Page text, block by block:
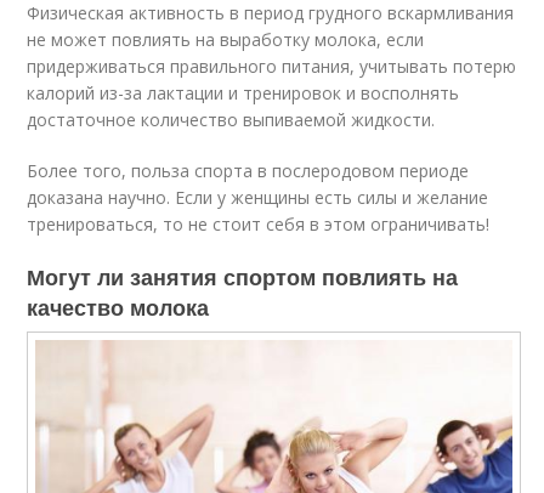
Физическая активность в период грудного вскармливания
не может повлиять на выработку молока, если
придерживаться правильного питания, учитывать потерю
калорий из-за лактации и тренировок и восполнять
достаточное количество выпиваемой жидкости.
Более того, польза спорта в послеродовом периоде
доказана научно. Если у женщины есть силы и желание
тренироваться, то не стоит себя в этом ограничивать!
Могут ли занятия спортом повлиять на
качество молока